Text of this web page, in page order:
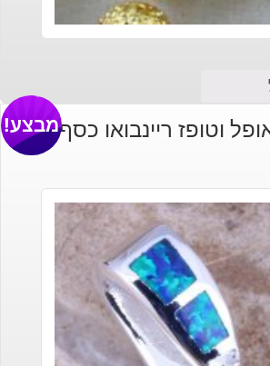
וטופז ריינבואו כסף 925מבצע!